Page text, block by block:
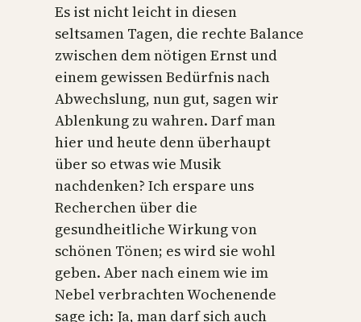
Es ist nicht leicht in diesen
seltsamen Tagen, die rechte Balance
zwischen dem nötigen Ernst und
einem gewissen Bedürfnis nach
Abwechslung, nun gut, sagen wir
Ablenkung zu wahren. Darf man
hier und heute denn überhaupt
über so etwas wie Musik
nachdenken? Ich erspare uns
Recherchen über die
gesundheitliche Wirkung von
schönen Tönen; es wird sie wohl
geben. Aber nach einem wie im
Nebel verbrachten Wochenende
sage ich: Ja, man darf sich auch